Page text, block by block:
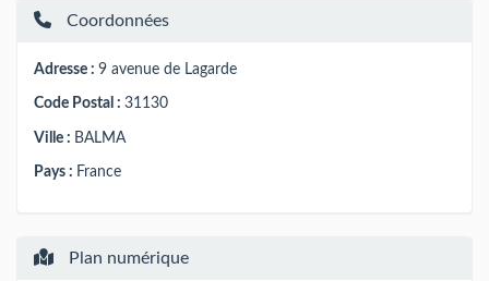
Coordonnées
Adresse : 9 avenue de Lagarde
Code Postal : 31130
Ville : BALMA
Pays : France
Plan numérique